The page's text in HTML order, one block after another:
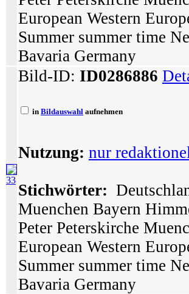
European Western
Summer summer time
Bavaria Germany
33
Bild-ID: ID0286886
in Bildauswahl aufnehmen
Nutzung: nur
Stichwörter:
Muenchen Bayern
Peter Peterskirche
European Western
Summer summer time
Bavaria Germany